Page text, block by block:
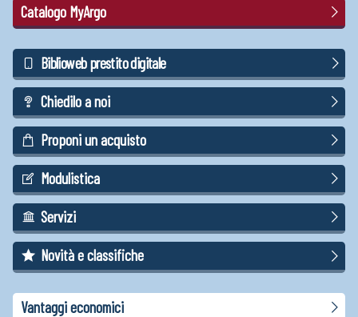
Catalogo MyArgo
Biblioweb prestito digitale
Chiedilo a noi
Proponi un acquisto
Modulistica
Servizi
Novità e classifiche
Vantaggi economici